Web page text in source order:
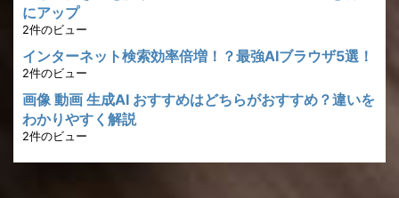
にアップ
2件のビュー
インターネット検索効率倍増！？最強AIブラウザ5選！
2件のビュー
画像 動画 生成AI おすすめはどちらがおすすめ？違いを
わかりやすく解説
2件のビュー